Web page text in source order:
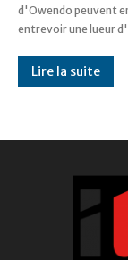
d'Owendo peuvent
entrevoir une lueur
transforme peu à peu,
Lire la suite